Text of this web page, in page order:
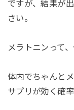
ですが、結果が
さい。
メラトニンって
体内でちゃんと
サプリが効く確